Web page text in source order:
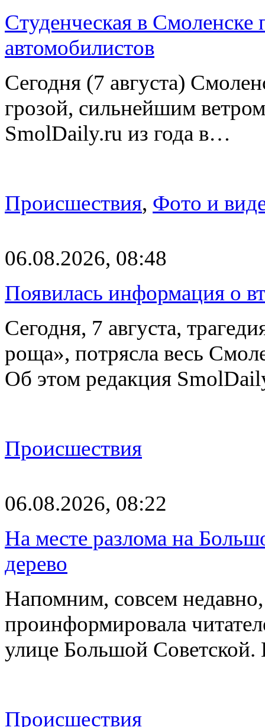
Студенческая в Смоленске
автомобилистов
Сегодня (7 августа)
грозой, сильнейшим
SmolDaily.ru из года в…
Происшествия, Фото и
06.08.2026, 08:48
Появилась информация о
Сегодня, 7 августа,
роща», потрясла весь
Об этом редакция
Происшествия
06.08.2026, 08:22
На месте разлома на
дерево
Напомним, совсем
проинформировала
улице Большой Советской.
Происшествия